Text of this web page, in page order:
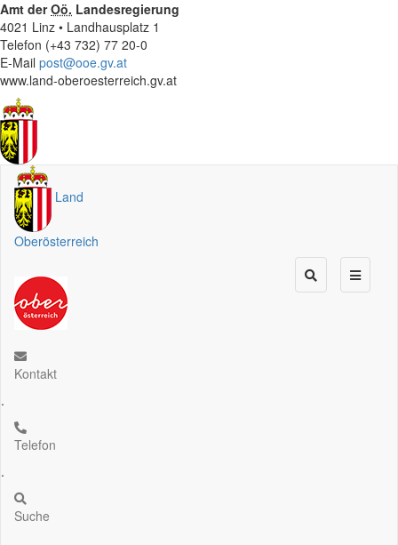
Amt derOö. Landesregierung
4021 Linz • Landhausplatz 1
Telefon (+43 732) 77 20-0
E-Mail post@ooe.gv.at
www.land-oberoesterreich.gv.at
Land
Oberösterreich
Kontakt
.
Telefon
.
Suche